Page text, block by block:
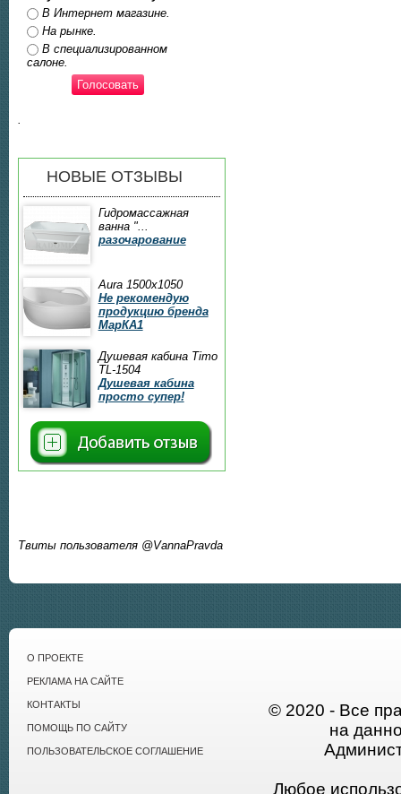
Ответы
В Интернет магазине.
На рынке.
В специализированном
салоне.
НОВЫЕ ОТЗЫВЫ
Гидромассажная
ванна "...
разочарование
Aura 1500x1050
Не рекомендую
продукцию бренда
МарКА1
Душевая кабина Timo
TL-1504
Душевая кабина
просто супер!
Твиты пользователя @VannaPravda
О ПРОЕКТЕ
РЕКЛАМА НА САЙТЕ
КОНТАКТЫ
ПОМОЩЬ ПО САЙТУ
ПОЛЬЗОВАТЕЛЬСКОЕ СОГЛАШЕНИЕ
© 2020 - Все
на
Любое